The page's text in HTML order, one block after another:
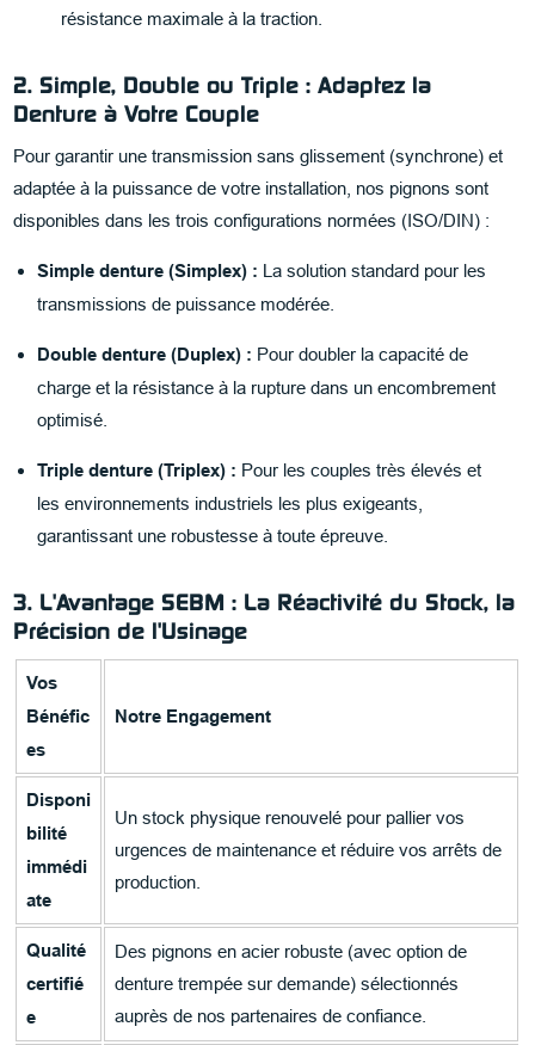
résistance maximale à la traction.
2. Simple, Double ou Triple : Adaptez la
Denture à Votre Couple
Pour garantir une transmission sans glissement (synchrone) et
adaptée à la puissance de votre installation, nos pignons sont
disponibles dans les trois configurations normées (ISO/DIN) :
Simple denture (Simplex) : La solution standard pour les
transmissions de puissance modérée.
Double denture (Duplex) : Pour doubler la capacité de
charge et la résistance à la rupture dans un encombrement
optimisé.
Triple denture (Triplex) : Pour les couples très élevés et
les environnements industriels les plus exigeants,
garantissant une robustesse à toute épreuve.
3. L'Avantage SEBM : La Réactivité du Stock, la
Précision de l'Usinage
Vos
Bénéfic
es
Notre Engagement
Disponi
bilité
immédi
ate
Un stock physique renouvelé pour pallier vos
urgences de maintenance et réduire vos arrêts de
production.
Qualité
certifié
e
Des pignons en acier robuste (avec option de
denture trempée sur demande) sélectionnés
auprès de nos partenaires de confiance.